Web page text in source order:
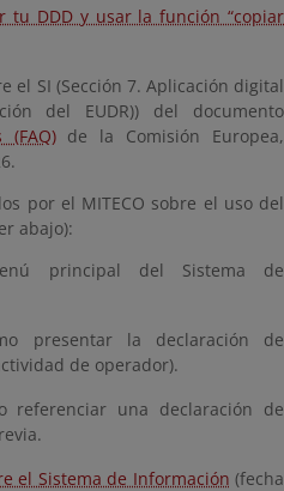
tu DDD y usar la función “copiar
el SI (Sección 7. Aplicación digital
del EUDR)) del documento
de la Comisión Europea,
por el MITECO sobre el uso del
abajo):
principal del Sistema de
presentar la declaración de
de operador).
referenciar una declaración de
el Sistema de Información (fecha